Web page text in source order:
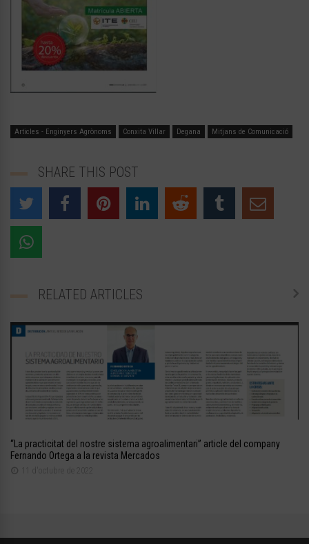
Articles - Enginyers Agrònoms Conxita Villar Degana Mitjans de Comunicació
SHARE THIS POST
RELATED ARTICLES
“La practicitat del nostre sistema agroalimentari” article del company
Fernando Ortega a la revista Mercados
11 d'octubre de 2022